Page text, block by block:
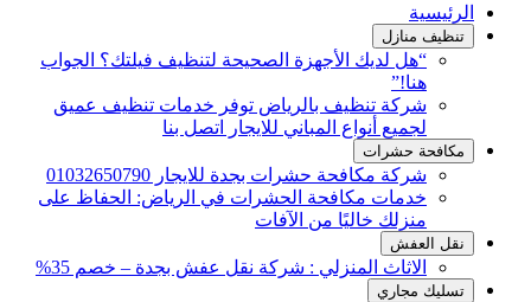
الرئيسية
تنظيف منازل
“هل لديك الأجهزة الصحيحة لتنظيف فيلتك؟ الجواب
هنا!”
شركة تنظيف بالرياض توفر خدمات تنظيف عميق
لجميع أنواع المباني للايجار اتصل بنا
مكافحة حشرات
شركة مكافحة حشرات بجدة للايجار 01032650790
خدمات مكافحة الحشرات في الرياض: الحفاظ على
منزلك خاليًا من الآفات
نقل العفش
الاثاث المنزلي : شركة نقل عفش بجدة – خصم 35%
تسليك مجاري